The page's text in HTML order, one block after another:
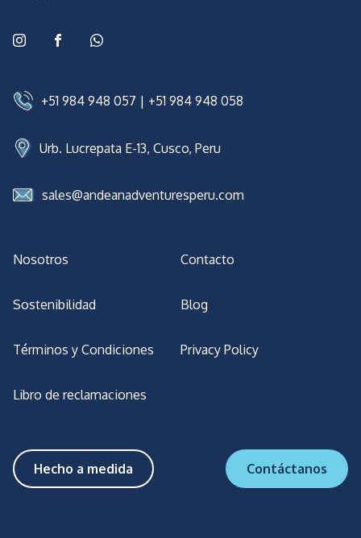
+51 984 948 057 | +51 984 948 058
Urb. Lucrepata E-13, Cusco, Peru
sales@andeanadventuresperu.com
Nosotros Contacto
Sostenibilidad Blog
Términos y Condiciones Privacy Policy
Libro de reclamaciones
Hecho a medida Contáctanos